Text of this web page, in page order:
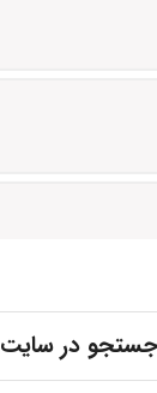
جستجو در سایت